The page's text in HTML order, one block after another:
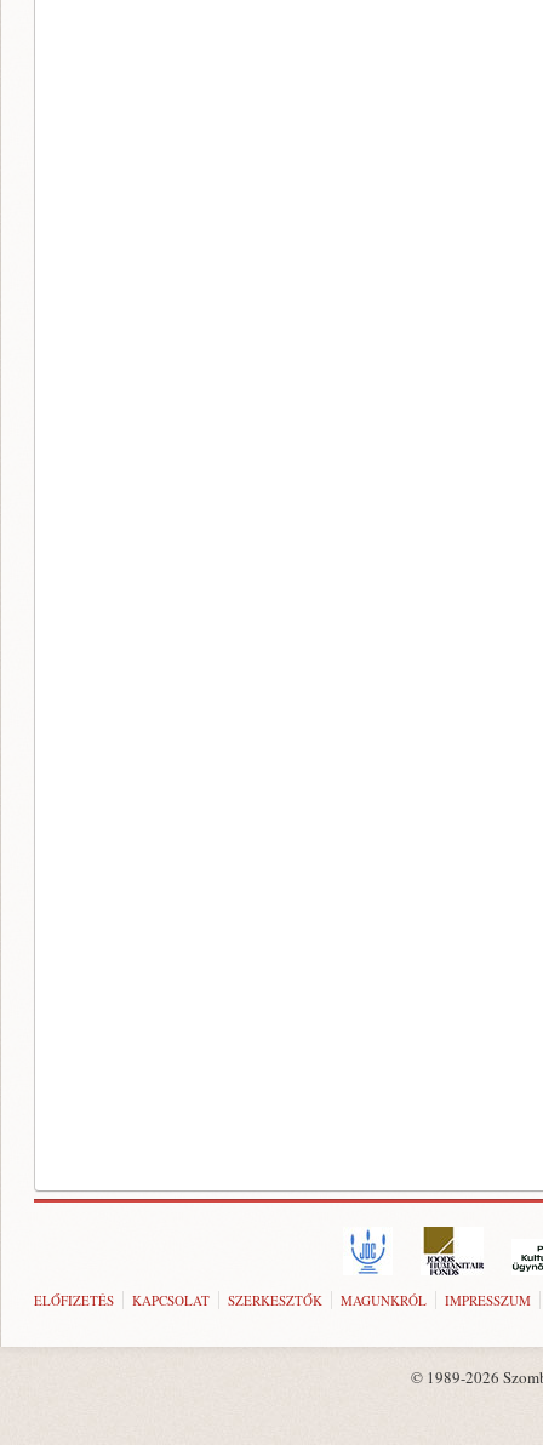
ELŐFIZETÉS KAPCSOLAT SZERKESZTŐK MAGUNKRÓL IMPRESSZUM
© 1989-2026